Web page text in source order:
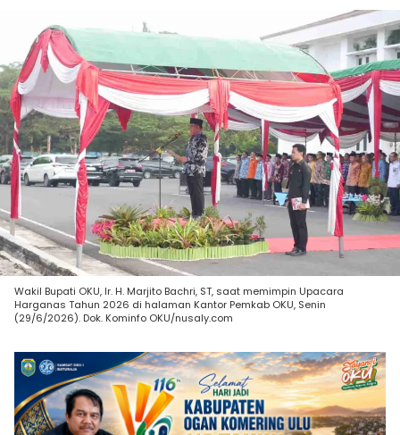
Wakil Bupati OKU, Ir. H. Marjito Bachri, ST, saat memimpin Upacara
Harganas Tahun 2026 di halaman Kantor Pemkab OKU, Senin
(29/6/2026). Dok. Kominfo OKU/nusaly.com